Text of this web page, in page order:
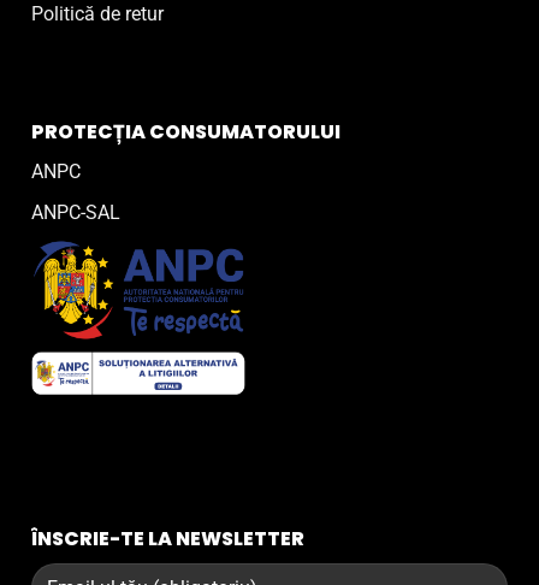
Politică de retur
PROTECȚIA CONSUMATORULUI
ANPC
ANPC-SAL
ÎNSCRIE-TE LA NEWSLETTER